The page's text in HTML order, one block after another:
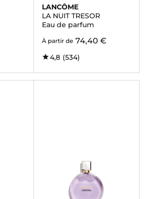
LANCÔME
LA NUIT TRESOR
Eau de parfum
À partir de 74,40 €
4,8 (534)